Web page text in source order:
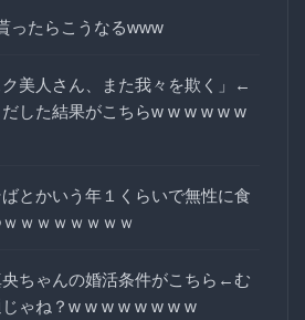
ったらこうなるwww
ク美人さん、また我々を欺く」←
した結果がこちらw w w w w w
とかいう年１くらいで無性に食
ｗｗｗｗｗｗｗ
央ちゃんの婚活条件がこちら←む
ゃね？w w w w w w w w